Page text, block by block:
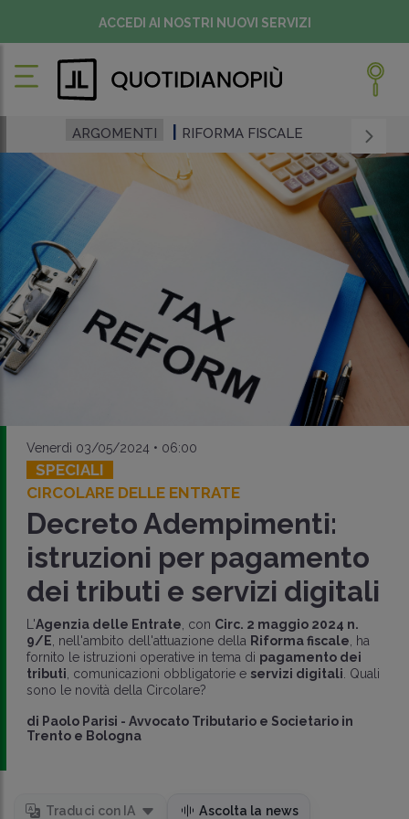
ACCEDI AI NOSTRI NUOVI SERVIZI
ARGOMENTI RIFORMA FISCALE
Venerdì 03/05/2024 • 06:00
SPECIALI
CIRCOLARE DELLE ENTRATE
Decreto Adempimenti:
istruzioni per pagamento
dei tributi e servizi digitali
L'Agenzia delle Entrate , con Circ. 2 maggio 2024 n.
9/E , nell'ambito dell'attuazione della Riforma fiscale , ha
fornito le istruzioni operative in tema di pagamento dei
tributi , comunicazioni obbligatorie e servizi digitali . Quali
sono le novità della Circolare?
di Paolo Parisi - Avvocato Tributario e Societario in
Trento e Bologna
Traduci con IA Ascolta la news